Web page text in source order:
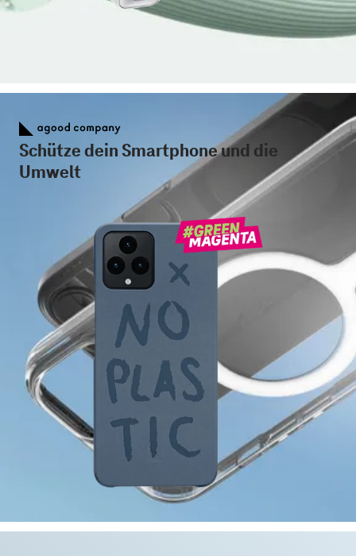
Schütze dein Smartphone und die
Umwelt